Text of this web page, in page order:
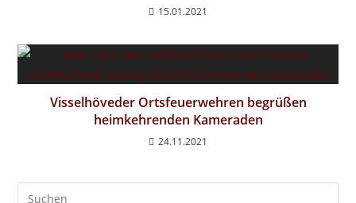
15.01.2021
Visselhöveder Ortsfeuerwehren begrüßen
heimkehrenden Kameraden
24.11.2021